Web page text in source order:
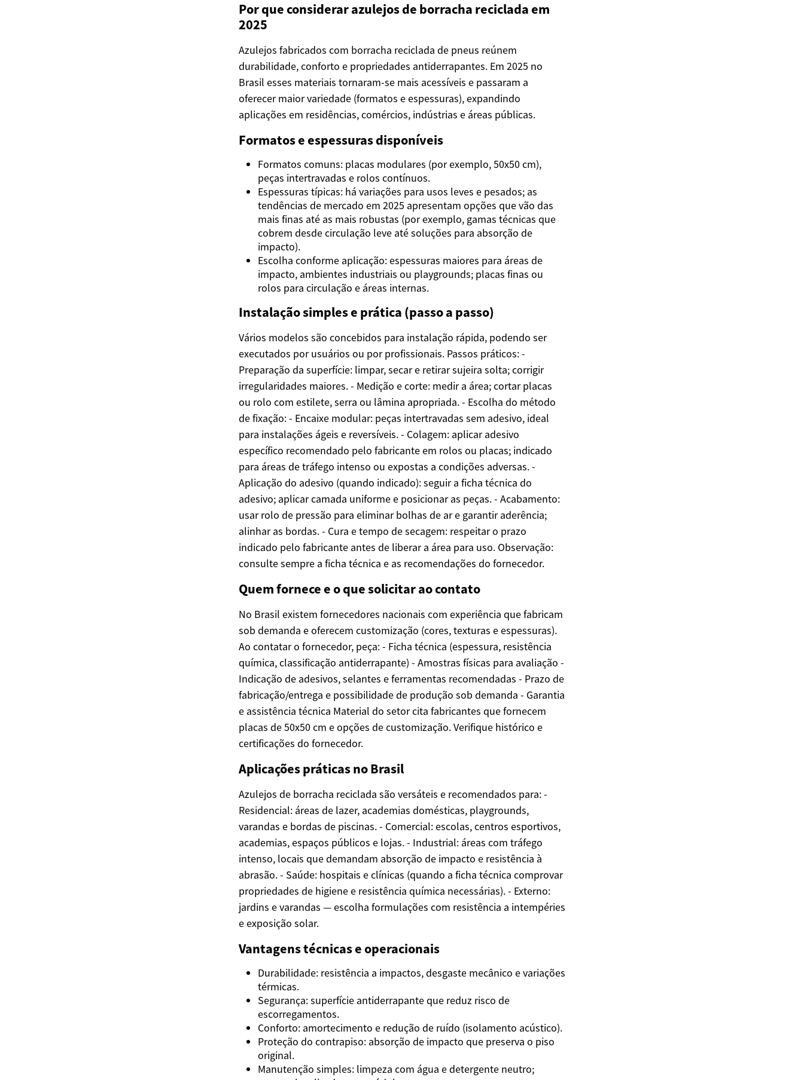
Por que considerar azulejos de borracha reciclada em
2025
Azulejos fabricados com borracha reciclada de pneus reúnem
durabilidade, conforto e propriedades antiderrapantes. Em 2025 no
Brasil esses materiais tornaram-se mais acessíveis e passaram a
oferecer maior variedade (formatos e espessuras), expandindo
aplicações em residências, comércios, indústrias e áreas públicas.
Formatos e espessuras disponíveis
Formatos comuns: placas modulares (por exemplo, 50x50 cm),
peças intertravadas e rolos contínuos.
Espessuras típicas: há variações para usos leves e pesados; as
tendências de mercado em 2025 apresentam opções que vão das
mais finas até as mais robustas (por exemplo, gamas técnicas que
cobrem desde circulação leve até soluções para absorção de
impacto).
Escolha conforme aplicação: espessuras maiores para áreas de
impacto, ambientes industriais ou playgrounds; placas finas ou
rolos para circulação e áreas internas.
Instalação simples e prática (passo a passo)
Vários modelos são concebidos para instalação rápida, podendo ser
executados por usuários ou por profissionais. Passos práticos: -
Preparação da superfície: limpar, secar e retirar sujeira solta; corrigir
irregularidades maiores. - Medição e corte: medir a área; cortar placas
ou rolo com estilete, serra ou lâmina apropriada. - Escolha do método
de fixação: - Encaixe modular: peças intertravadas sem adesivo, ideal
para instalações ágeis e reversíveis. - Colagem: aplicar adesivo
específico recomendado pelo fabricante em rolos ou placas; indicado
para áreas de tráfego intenso ou expostas a condições adversas. -
Aplicação do adesivo (quando indicado): seguir a ficha técnica do
adesivo; aplicar camada uniforme e posicionar as peças. - Acabamento:
usar rolo de pressão para eliminar bolhas de ar e garantir aderência;
alinhar as bordas. - Cura e tempo de secagem: respeitar o prazo
indicado pelo fabricante antes de liberar a área para uso. Observação:
consulte sempre a ficha técnica e as recomendações do fornecedor.
Quem fornece e o que solicitar ao contato
No Brasil existem fornecedores nacionais com experiência que fabricam
sob demanda e oferecem customização (cores, texturas e espessuras).
Ao contatar o fornecedor, peça: - Ficha técnica (espessura, resistência
química, classificação antiderrapante) - Amostras físicas para avaliação -
Indicação de adesivos, selantes e ferramentas recomendadas - Prazo de
fabricação/entrega e possibilidade de produção sob demanda - Garantia
e assistência técnica Material do setor cita fabricantes que fornecem
placas de 50x50 cm e opções de customização. Verifique histórico e
certificações do fornecedor.
Aplicações práticas no Brasil
Azulejos de borracha reciclada são versáteis e recomendados para: -
Residencial: áreas de lazer, academias domésticas, playgrounds,
varandas e bordas de piscinas. - Comercial: escolas, centros esportivos,
academias, espaços públicos e lojas. - Industrial: áreas com tráfego
intenso, locais que demandam absorção de impacto e resistência à
abrasão. - Saúde: hospitais e clínicas (quando a ficha técnica comprovar
propriedades de higiene e resistência química necessárias). - Externo:
jardins e varandas — escolha formulações com resistência a intempéries
e exposição solar.
Vantagens técnicas e operacionais
Durabilidade: resistência a impactos, desgaste mecânico e variações
térmicas.
Segurança: superfície antiderrapante que reduz risco de
escorregamentos.
Conforto: amortecimento e redução de ruído (isolamento acústico).
Proteção do contrapiso: absorção de impacto que preserva o piso
original.
Manutenção simples: limpeza com água e detergente neutro;